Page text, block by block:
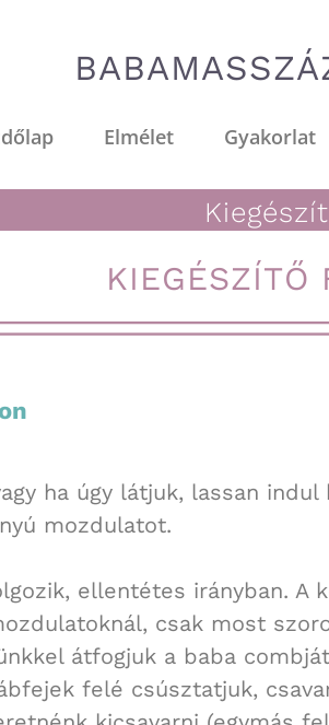
Elmélet Gyakorlat
KIEGÉSZÍTŐ
ha úgy látjuk, lassan
mozdulatot.
ellentétes irányban. A
csak most
átfogjuk a baba
felé csúsztatjuk,